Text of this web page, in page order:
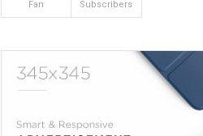
Fan Subscribers